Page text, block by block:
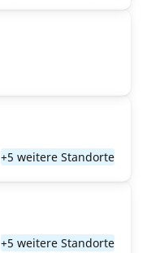
+5 weitere Standorte
+5 weitere Standorte